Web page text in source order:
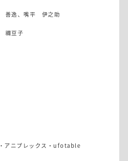
善逸、嘴平 伊之助
禰豆子
アニプレックス・ufotable